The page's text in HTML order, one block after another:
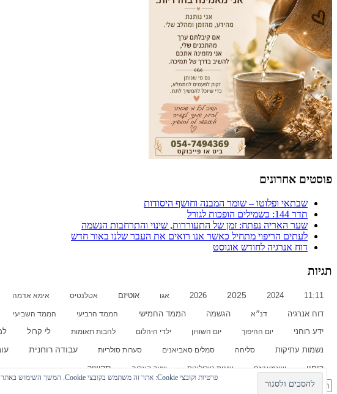
פוסטים אחרונים
שבתאי ופלוטו – שומר המבנה וחושף היסודות
תדר 144: כשמילים הופכות לגורל
שער האריה נפתח: זמן של התעוררות, שינוי והתרחבות הנשמה
לעתים הריפוי מתחיל כאשר אנו רואים את העבר שלנו באור חדש
דוח אנרגיה לחודש אוגוסט
תגיות
11:11
2024
2025
2026 אגו אוטיזם אטלנטיס אימא אדמה
דוח אנרגיה דנ״א הגשמה הממד החמישי הממד הרביעי הממד השביעי
ידע רוחני יום ההיפוך יום השוויון ילדי היהלום להבות תאומות לי קרול
נשמות עתיקות סליחה סמלים סאביאנים סערות סולריות עבודה רוחנית
ריפוי
שאמאניזם שונות נוירולוגית שער האריה תקשור
חיפוש:
פרטיות וקובצי Cookie: אתר זה משתמש בקובצי Cookie. המשך השימוש באתר מהווה את ההסכמה שלך לשימוש בהם.